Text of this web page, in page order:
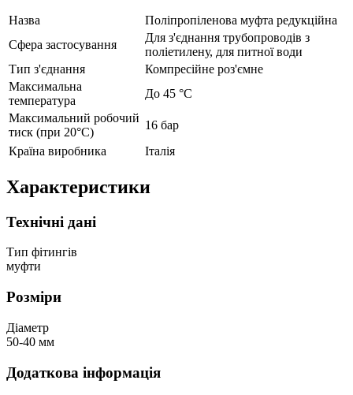
Назва
Поліпропіленова муфта редукційна
Сфера застосування
Для з'єднання трубопроводів з
поліетилену, для питної води
Тип з'єднання
Компресійне роз'ємне
Максимальна
температура
До 45 °С
Максимальний робочий
тиск (при 20°C)
16 бар
Країна виробника
Італія
Характеристики
Технічні дані
Тип фітингів
муфти
Розміри
Діаметр
50-40 мм
Додаткова інформація